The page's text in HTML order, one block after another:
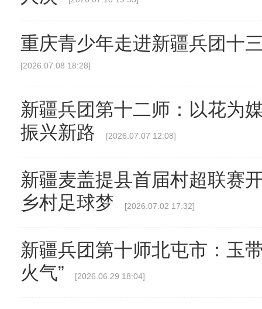
重庆青少年走进新疆兵团十
[2026.07.08 18:28]
新疆兵团第十二师：以花为
振兴新路
[2026.07.07 12:08]
新疆麦盖提县首届村超联赛
乡村足球梦
[2026.07.02 17:32]
新疆兵团第十师北屯市：玉
火气”
[2026.06.29 18:04]